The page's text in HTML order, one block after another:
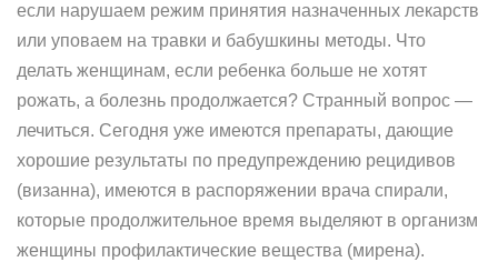
если нарушаем режим принятия назначенных лекарств
или уповаем на травки и бабушкины методы. Что
делать женщинам, если ребенка больше не хотят
рожать, а болезнь продолжается? Странный вопрос —
лечиться. Сегодня уже имеются препараты, дающие
хорошие результаты по предупреждению рецидивов
(визанна), имеются в распоряжении врача спирали,
которые продолжительное время выделяют в организм
женщины профилактические вещества (мирена).